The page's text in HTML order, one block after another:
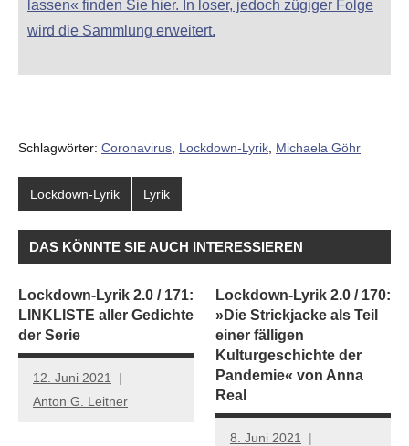
lassen« finden Sie hier. In loser, jedoch zügiger Folge
wird die Sammlung erweitert.
Schlagwörter: Coronavirus, Lockdown-Lyrik, Michaela Göhr
Lockdown-Lyrik Lyrik
DAS KÖNNTE SIE AUCH INTERESSIEREN
Lockdown-Lyrik 2.0 / 171:
LINKLISTE aller Gedichte
der Serie
12. Juni 2021
Anton G. Leitner
Lockdown-Lyrik 2.0 / 170:
»Die Strickjacke als Teil
einer fälligen
Kulturgeschichte der
Pandemie« von Anna
Real
8. Juni 2021